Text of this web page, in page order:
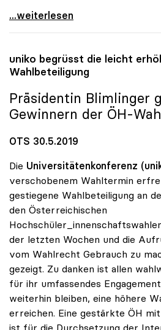
uniko bedauert Abgang von
...weiterlesen
uniko begrüsst die leicht
Wahlbeteiligung
Präsidentin Blimlinger
Gewinnern der ÖH-
OTS 30.5.2019
Die Universitätenkonferenz
verschobenem Wahltermin
gestiegene Wahlbeteiligung an
den Österreichischen
der letzten Wochen und die
vom Wahlrecht Gebrauch zu
gezeigt. Zu danken ist allen
für ihr umfassendes
weiterhin bleiben, eine höhere
erreichen. Eine gestärkte ÖH